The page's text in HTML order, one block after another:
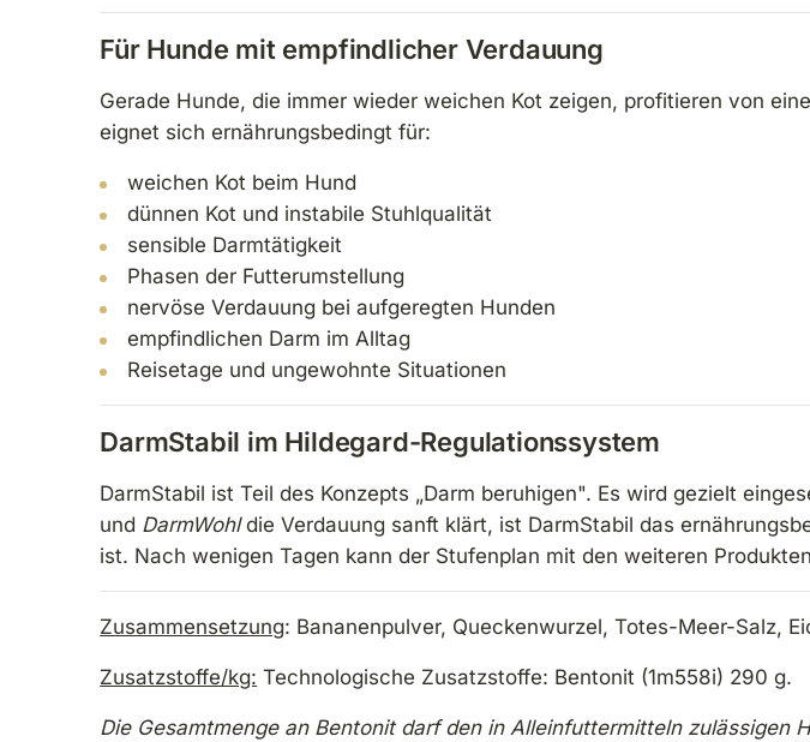
Für Hunde mit empfindlicher Verdauung
Gerade Hunde, die immer wieder weichen Kot zeigen, profitieren von
eignet sich ernährungsbedingt für:
weichen Kot beim Hund
dünnen Kot und instabile Stuhlqualität
sensible Darmtätigkeit
Phasen der Futterumstellung
nervöse Verdauung bei aufgeregten Hunden
empfindlichen Darm im Alltag
Reisetage und ungewohnte Situationen
DarmStabil im Hildegard-Regulationssystem
DarmStabil ist Teil des Konzepts „Darm beruhigen". Es wird gezielt
und DarmWohldie Verdauung sanft klärt, ist DarmStabil das
ist. Nach wenigen Tagen kann der Stufenplan mit den weiteren
Zusammensetzung: Bananenpulver, Queckenwurzel, Totes-Meer-Salz,
Zusatzstoffe/kg: Technologische Zusatzstoffe: Bentonit (1m558i) 290 g.
Die Gesamtmenge an Bentonit darf den in Alleinfuttermitteln